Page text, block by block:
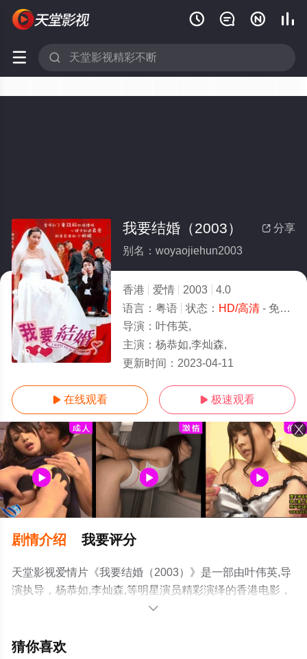
   
 
HD
 分享
我要结婚（2003）
别名：woyaojiehun2003
香港 爱情 2003
4.0
语言： 粤语 状态： HD/高清- 免费在线观看
导演： 叶伟英,
主演： 杨恭如,李灿森,
更新时间： 2023-04-11
 在线观看  极速观看
剧情介绍 我要评分
天堂影视爱情片《我要结婚（2003）》是一部由叶伟英,导
演执导，杨恭如,李灿森,等明星演员精彩演绎的香港电影，
手机免费观看高清无删减完整版电影大全就上天堂电影
平台了解。

猜你喜欢